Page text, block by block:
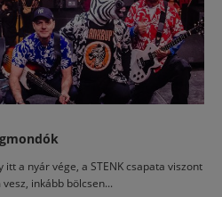
a nyár vége, a STENK csapata viszont
inkább bölcsen...